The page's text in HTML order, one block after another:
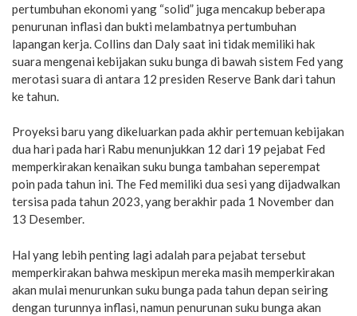
pertumbuhan ekonomi yang “solid” juga mencakup beberapa
penurunan inflasi dan bukti melambatnya pertumbuhan
lapangan kerja. Collins dan Daly saat ini tidak memiliki hak
suara mengenai kebijakan suku bunga di bawah sistem Fed yang
merotasi suara di antara 12 presiden Reserve Bank dari tahun
ke tahun.
Proyeksi baru yang dikeluarkan pada akhir pertemuan kebijakan
dua hari pada hari Rabu menunjukkan 12 dari 19 pejabat Fed
memperkirakan kenaikan suku bunga tambahan seperempat
poin pada tahun ini. The Fed memiliki dua sesi yang dijadwalkan
tersisa pada tahun 2023, yang berakhir pada 1 November dan
13 Desember.
Hal yang lebih penting lagi adalah para pejabat tersebut
memperkirakan bahwa meskipun mereka masih memperkirakan
akan mulai menurunkan suku bunga pada tahun depan seiring
dengan turunnya inflasi, namun penurunan suku bunga akan